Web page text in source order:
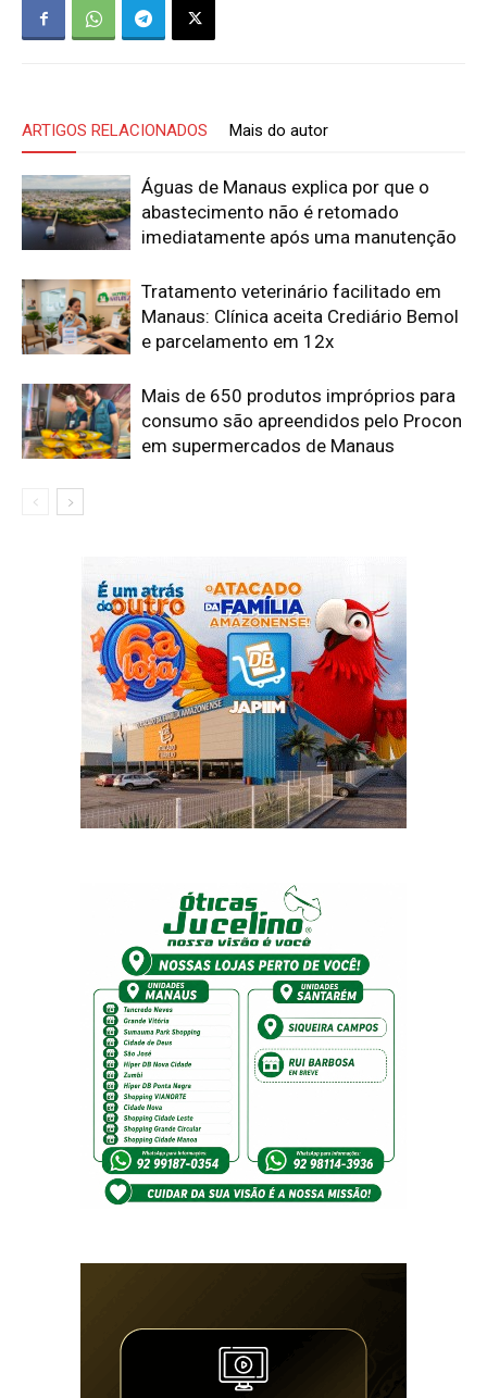
ARTIGOS RELACIONADOS Mais do autor
Águas de Manaus explica por que o
abastecimento não é retomado
imediatamente após uma manutenção
Tratamento veterinário facilitado em
Manaus: Clínica aceita Crediário Bemol
e parcelamento em 12x
Mais de 650 produtos impróprios para
consumo são apreendidos pelo Procon
em supermercados de Manaus